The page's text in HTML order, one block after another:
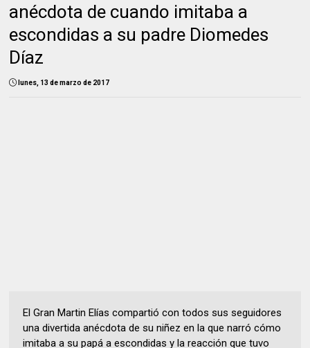
anécdota de cuando imitaba a
escondidas a su padre Diomedes
Díaz
lunes, 13 de marzo de 2017
El Gran Martin Elías compartió con todos sus seguidores
una divertida anécdota de su niñez en la que narró cómo
imitaba a su papá a escondidas y la reacción que tuvo